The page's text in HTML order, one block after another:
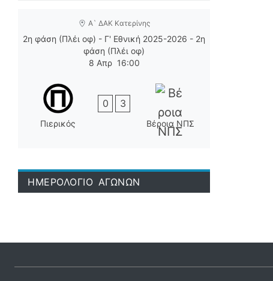
Α` ΔΑΚ Κατερίνης
2η φάση (Πλέι οφ) - Γ' Εθνική 2025-2026 - 2η
φάση (Πλέι οφ)
8 Απρ 16:00
Πιερικός
0 3
Βέροια ΝΠΣ
ΗΜΕΡΟΛΟΓΙΟ ΑΓΩΝΩΝ